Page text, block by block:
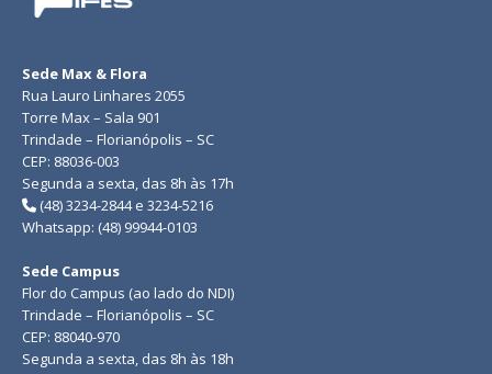
Sede Max & Flora
Rua Lauro Linhares 2055
Torre Max – Sala 901
Trindade – Florianópolis – SC
CEP: 88036-003
Segunda a sexta, das 8h às 17h
(48) 3234-2844 e 3234-5216
Whatsapp: (48) 99944-0103
Sede Campus
Flor do Campus (ao lado do NDI)
Trindade – Florianópolis – SC
CEP: 88040-970
Segunda a sexta, das 8h às 18h